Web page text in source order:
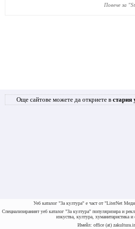
Повече за "
Още сайтове можете да откриете в стария
Уеб каталог "За култура" е част от "LiterNet
Специализираният уеб каталог "За култура" популяризира и
изкуства, култура, хуманитаристика и
Имейл: office (at)